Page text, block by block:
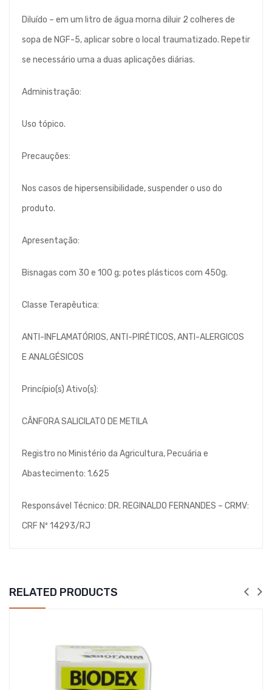
Diluído – em um litro de água morna diluir 2 colheres de
sopa de NGF-5, aplicar sobre o local traumatizado. Repetir
se necessário uma a duas aplicações diárias.
Administração:
Uso tópico.
Precauções:
Nos casos de hipersensibilidade, suspender o uso do
produto.
Apresentação:
Bisnagas com 30 e 100 g; potes plásticos com 450g.
Classe Terapêutica:
ANTI-INFLAMATÓRIOS, ANTI-PIRÉTICOS, ANTI-ALERGICOS
E ANALGÉSICOS
Princípio(s) Ativo(s):
CÂNFORA SALICILATO DE METILA
Registro no Ministério da Agricultura, Pecuária e
Abastecimento: 1.625
Responsável Técnico: DR. REGINALDO FERNANDES – CRMV:
CRF Nº 14293/RJ
RELATED PRODUCTS